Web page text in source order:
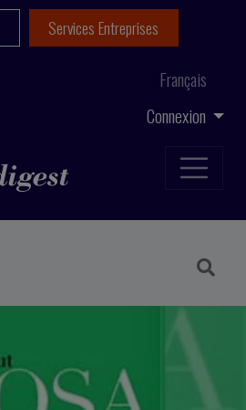
Connexion
Français
Services Entreprises